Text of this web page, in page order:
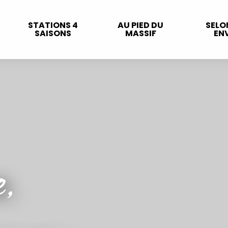
STATIONS 4
SAISONS
AU PIED DU
MASSIF